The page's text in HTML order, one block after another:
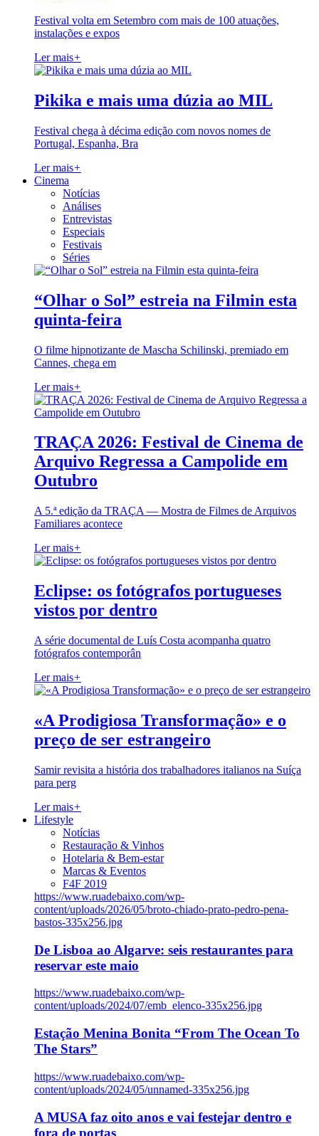
Festival volta em Setembro com mais de 100 atuações,
instalações e expos
Ler mais+
Pikika e mais uma dúzia ao MIL
Festival chega à décima edição com novos nomes de
Portugal, Espanha, Bra
Ler mais+
Cinema
Notícias
Análises
Entrevistas
Especiais
Festivais
Séries
“Olhar o Sol” estreia na Filmin esta
quinta-feira
O filme hipnotizante de Mascha Schilinski, premiado em
Cannes, chega em
Ler mais+
TRAÇA 2026: Festival de Cinema de
Arquivo Regressa a Campolide em
Outubro
A 5.ª edição da TRAÇA — Mostra de Filmes de Arquivos
Familiares acontece
Ler mais+
Eclipse: os fotógrafos portugueses
vistos por dentro
A série documental de Luís Costa acompanha quatro
fotógrafos contemporân
Ler mais+
«A Prodigiosa Transformação» e o
preço de ser estrangeiro
Samir revisita a história dos trabalhadores italianos na Suíça
para perg
Ler mais+
Lifestyle
Notícias
Restauração & Vinhos
Hotelaria & Bem-estar
Marcas & Eventos
F4F 2019
https://www.ruadebaixo.com/wp-
content/uploads/2026/05/broto-chiado-prato-pedro-pena-
bastos-335x256.jpg
De Lisboa ao Algarve: seis restaurantes para
reservar este maio
https://www.ruadebaixo.com/wp-
content/uploads/2024/07/emb_elenco-335x256.jpg
Estação Menina Bonita “From The Ocean To
The Stars”
https://www.ruadebaixo.com/wp-
content/uploads/2024/05/unnamed-335x256.jpg
A MUSA faz oito anos e vai festejar dentro e
fora de portas